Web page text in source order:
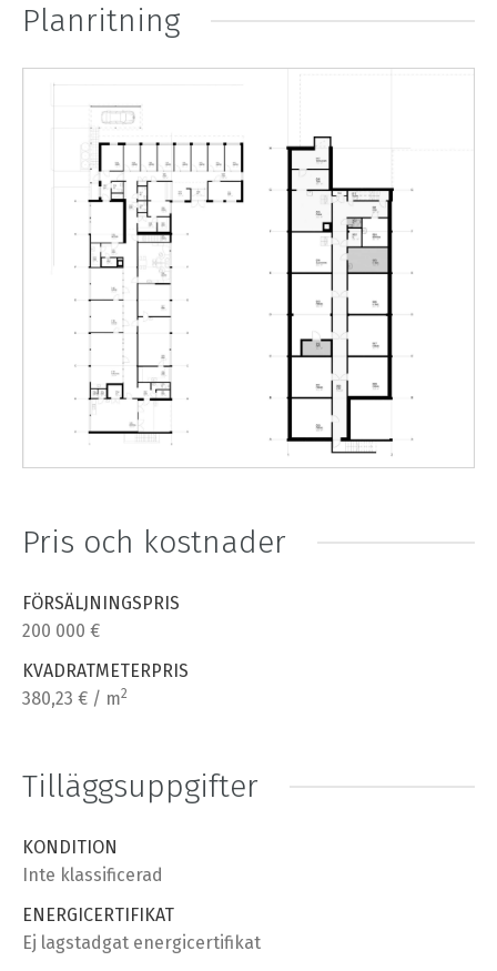
Planritning
Pris och kostnader
FÖRSÄLJNINGSPRIS
200 000 €
KVADRATMETERPRIS
380,23 € / m2
Tilläggsuppgifter
KONDITION
Inte klassificerad
ENERGICERTIFIKAT
Ej lagstadgat energicertifikat